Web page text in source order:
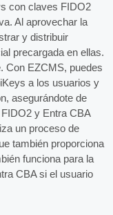
con claves FIDO2
Al aprovechar la
y distribuir
precargada en ellas.
Con EZCMS, puedes
a los usuarios y
asegurándote de
y Entra CBA
un proceso de
también proporciona
funciona para la
CBA si el usuario